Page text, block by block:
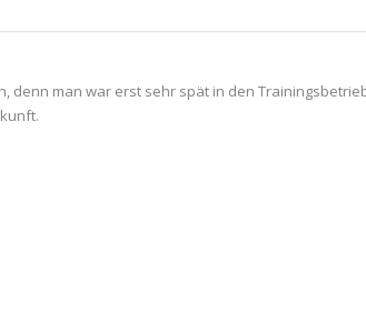
denn man war erst sehr spät in den